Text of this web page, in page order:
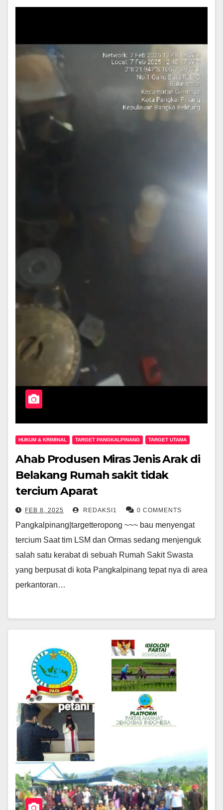
HUKUM & KRIMINAL TARGET PANGKALPINANG TARGET UTAMA
Ahab Produsen Miras Jenis Arak di
Belakang Rumah sakit tidak
tercium Aparat
FEB 8, 2025 REDAKSI1 0 COMMENTS
Pangkalpinang|targetteropong ~~~ bau menyengat
tercium Saat tim LSM dan Ormas sedang menjenguk
salah satu kerabat di sebuah Rumah Sakit Swasta
yang berpusat di kota Pangkalpinang tepat nya di area
perkantoran…